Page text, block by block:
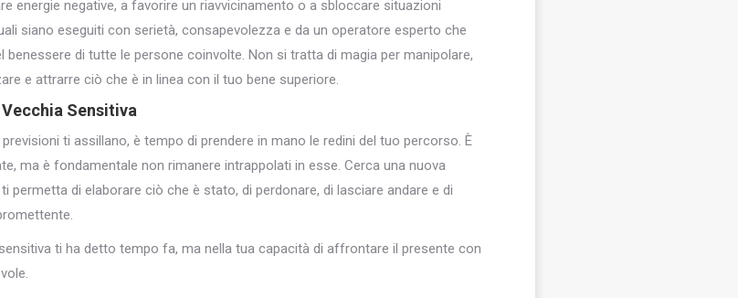
energie negative, a favorire un riavvicinamento o a sbloccare situazioni
siano eseguiti con serietà, consapevolezza e da un operatore esperto che
di tutte le persone coinvolte. Non si tratta di magia per manipolare,
e attrarre ciò che è in linea con il tuo bene superiore.
Vecchia Sensitiva
ti assillano, è tempo di prendere in mano le redini del tuo percorso. È
ma è fondamentale non rimanere intrappolati in esse. Cerca una nuova
permetta di elaborare ciò che è stato, di perdonare, di lasciare andare e di
ti ha detto tempo fa, ma nella tua capacità di affrontare il presente con